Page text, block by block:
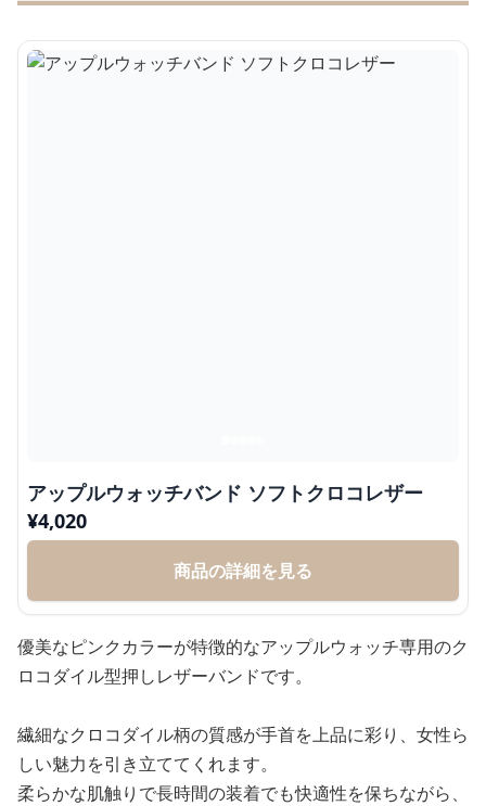
アップルウォッチバンド ソフトクロコレザー
¥4,020
商品の詳細を見る
優美なピンクカラーが特徴的なアップルウォッチ専用のク
ロコダイル型押しレザーバンドです。
繊細なクロコダイル柄の質感が手首を上品に彩り、女性ら
しい魅力を引き立ててくれます。
柔らかな肌触りで長時間の装着でも快適性を保ちながら、